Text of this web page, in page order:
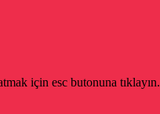
için esc butonuna tıklayın.